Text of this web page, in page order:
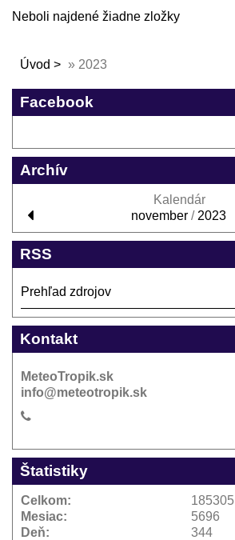
Neboli najdené žiadne zložky
Úvod » 2023
Facebook
Archív
Kalendár
november / 2023
RSS
Prehľad zdrojov
Kontakt
MeteoTropik.sk
info@meteotropik.sk
Štatistiky
Celkom:
185305
Mesiac:
5696
Deň:
344